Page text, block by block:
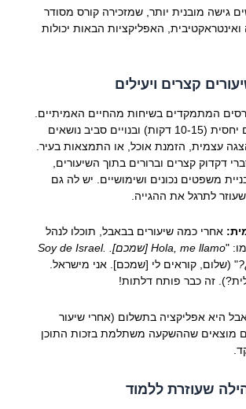
מובנית יותר, שמזכירה קורס מסודר
ואינטראקטיבית, האפליקציות הבאות יכולות
קצרים ויעילים
המתמקדים בשיחות מהחיים האמיתיים.
השיעורים קצרים יחסית (10-15 דקות) ובנויים סביב נושאים
עצמית, הזמנת אוכל, או התמצאות בעיר.
דקדוק קצרים וברורים בתוך השיעורים,
משפטים נכונים ושימושיים. יש לה גם
שעוזר לתרגל את ההגייה.
אחרי כמה שיעורים בבאבל, תוכלו לנהל
"
Hola, me llamo [שמכם]. Soy de Israel.
" (שלום, קוראים לי [שמכם]. אני מישראל.
זה כבר פותח דלתות!
היא אפליקציה בתשלום (אחרי שיעור
מוצאים שההשקעה משתלמת בזכות התוכן
שעוזרת ללמוד